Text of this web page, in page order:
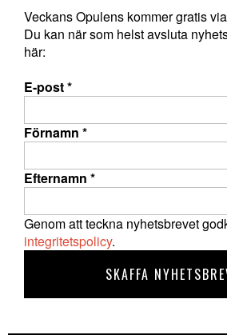
Veckans Opulens kommer gratis
Du kan när som helst avsluta
här:
E-post*
Förnamn *
Efternamn *
Genom att teckna nyhetsbrevet
integritetspolicy.